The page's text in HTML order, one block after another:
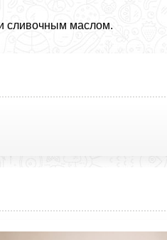
сливочным маслом.